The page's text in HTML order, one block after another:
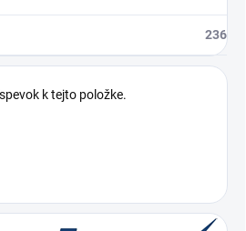
236
k tejto položke.